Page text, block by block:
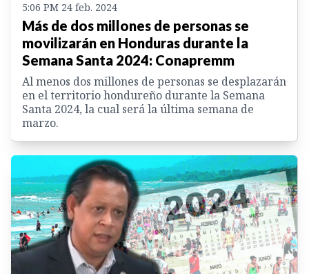
5:06 PM 24 feb. 2024
Más de dos millones de personas se
movilizarán en Honduras durante la
Semana Santa 2024: Conapremm
Al menos dos millones de personas se desplazarán
en el territorio hondureño durante la Semana
Santa 2024, la cual será la última semana de
marzo.